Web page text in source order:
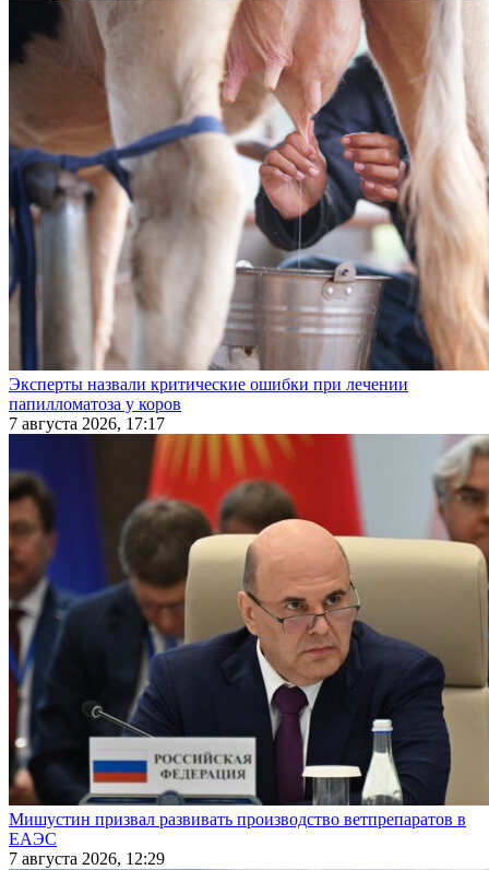
Эксперты назвали критические ошибки при лечении
папилломатоза у коров
7 августа 2026, 17:17
Мишустин призвал развивать производство ветпрепаратов в
ЕАЭС
7 августа 2026, 12:29